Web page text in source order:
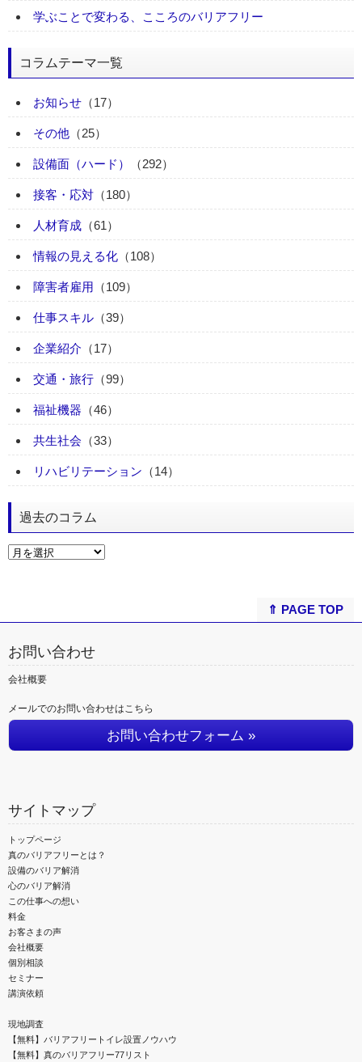
学ぶことで変わる、こころのバリアフリー
コラムテーマ一覧
お知らせ （17）
その他 （25）
設備面（ハード） （292）
接客・応対 （180）
人材育成 （61）
情報の見える化 （108）
障害者雇用 （109）
仕事スキル （39）
企業紹介 （17）
交通・旅行 （99）
福祉機器 （46）
共生社会 （33）
リハビリテーション （14）
過去のコラム
⇑ PAGE TOP
お問い合わせ
会社概要
メールでのお問い合わせはこちら
お問い合わせフォーム »
サイトマップ
トップページ
真のバリアフリーとは？
設備のバリア解消
心のバリア解消
この仕事への想い
料金
お客さまの声
会社概要
個別相談
セミナー
講演依頼
現地調査
【無料】バリアフリートイレ設置ノウハウ
【無料】真のバリアフリー77リスト